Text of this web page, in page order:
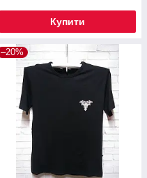
Купити
–20%